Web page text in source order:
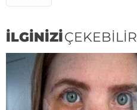
İLGİNİZİÇEKEBİLİR